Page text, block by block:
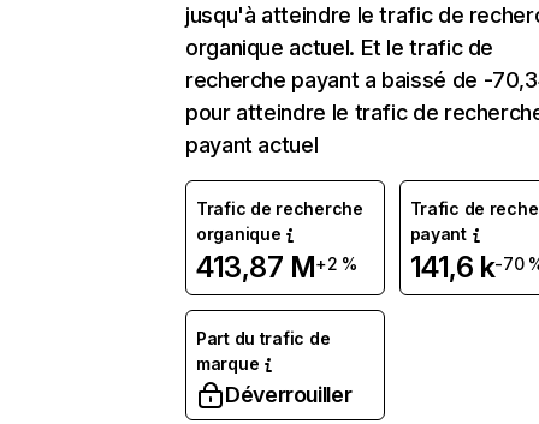
jusqu'à atteindre le trafic de
organique actuel. Et le trafic de
recherche payant a baissé de -
pour atteindre le trafic de
payant actuel
Trafic de recherche
organique
413,87 M+2 %
Trafic de
payant
141,6 k-70
Part du trafic de
marque
Déverrouiller